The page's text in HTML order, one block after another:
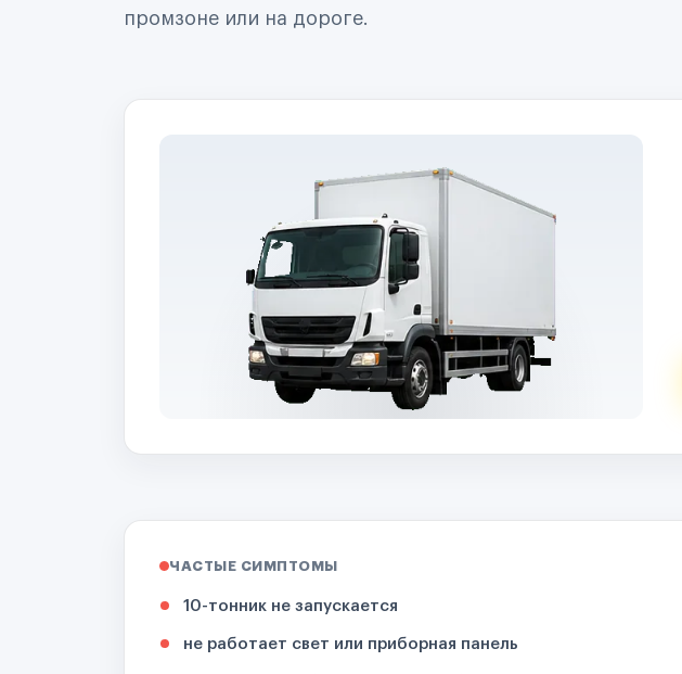
промзоне или на дороге.
ЧАСТЫЕ СИМПТОМЫ
10-тонник не запускается
не работает свет или приборная панель